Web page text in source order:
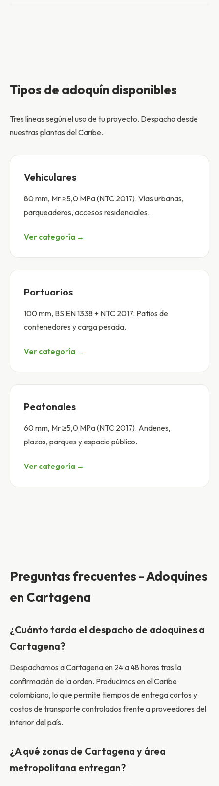
Tipos de adoquín disponibles
Tres líneas según el uso de tu proyecto. Despacho desde
nuestras plantas del Caribe.
Vehiculares
80 mm, Mr ≥5,0 MPa (NTC 2017). Vías urbanas,
parqueaderos, accesos residenciales.
Ver categoría →
Portuarios
100 mm, BS EN 1338 + NTC 2017. Patios de
contenedores y carga pesada.
Ver categoría →
Peatonales
60 mm, Mr ≥5,0 MPa (NTC 2017). Andenes,
plazas, parques y espacio público.
Ver categoría →
Preguntas frecuentes - Adoquines
en Cartagena
¿Cuánto tarda el despacho de adoquines a
Cartagena?
Despachamos a Cartagena en 24 a 48 horas tras la
confirmación de la orden. Producimos en el Caribe
colombiano, lo que permite tiempos de entrega cortos y
costos de transporte controlados frente a proveedores del
interior del país.
¿A qué zonas de Cartagena y área
metropolitana entregan?